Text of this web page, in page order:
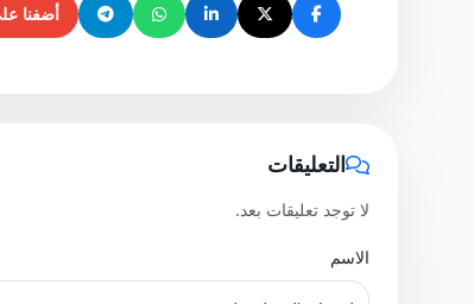
أضفنا
التعليقات
لا توجد تعليقات بعد.
الاسم